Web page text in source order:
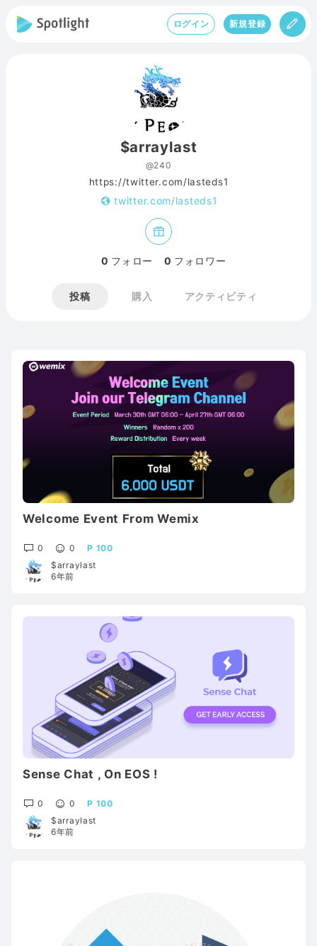
ログイン 新規登録
$arraylast
@240
https://twitter.com/lasteds1
twitter.com/lasteds1
0 フォロー 0 フォロワー
投稿 購入 アクティビティ
Welcome Event From Wemix
0 0
100
$arraylast
6年前
Sense Chat , On EOS !
0 0
100
$arraylast
6年前